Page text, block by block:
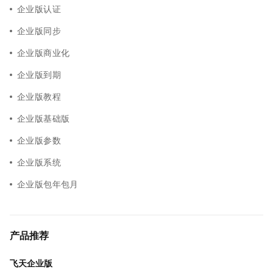
企业版认证
企业版同步
企业版商业化
企业版到期
企业版教程
企业版基础版
企业版参数
企业版系统
企业版包年包月
产品推荐
飞天企业版